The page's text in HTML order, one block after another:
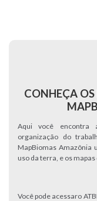
CONHEÇA
Aqui você encontra
organização do
MapBiomas Amazônia
uso da terra, e os
Você pode acessaro